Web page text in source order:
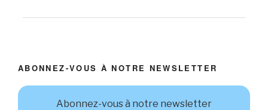
ABONNEZ-VOUS À NOTRE NEWSLETTER
Abonnez-vous à notre newsletter